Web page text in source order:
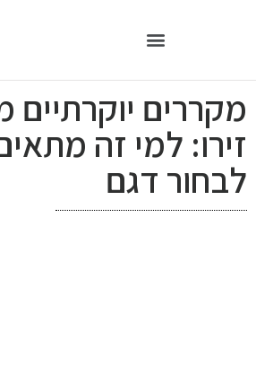
מקררים יוקרתיים
זירו: למי זה
לבחור דגם